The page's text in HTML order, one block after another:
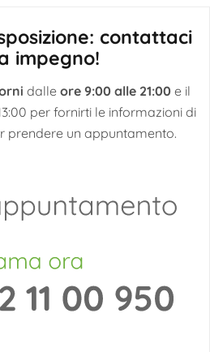
contattaci
impegno!
dalle ore 9:00 alle 21:00 e il
per fornirti le informazioni di
prendere un appuntamento.